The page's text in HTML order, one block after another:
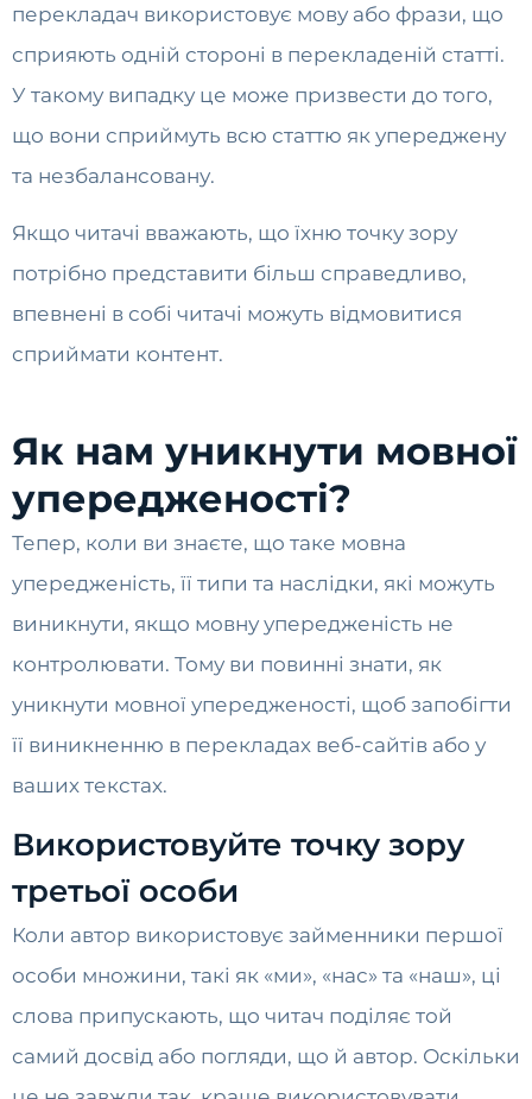
перекладач використовує мову або фрази, що
сприяють одній стороні в перекладеній статті.
У такому випадку це може призвести до того,
що вони сприймуть всю статтю як упереджену
та незбалансовану.
Якщо читачі вважають, що їхню точку зору
потрібно представити більш справедливо,
впевнені в собі читачі можуть відмовитися
сприймати контент.
Як нам уникнути мовної
упередженості?
Тепер, коли ви знаєте, що таке мовна
упередженість, її типи та наслідки, які можуть
виникнути, якщо мовну упередженість не
контролювати. Тому ви повинні знати, як
уникнути мовної упередженості, щоб запобігти
її виникненню в перекладах веб-сайтів або у
ваших текстах.
Використовуйте точку зору
третьої особи
Коли автор використовує займенники першої
особи множини, такі як «ми», «нас» та «наш», ці
слова припускають, що читач поділяє той
самий досвід або погляди, що й автор. Оскільки